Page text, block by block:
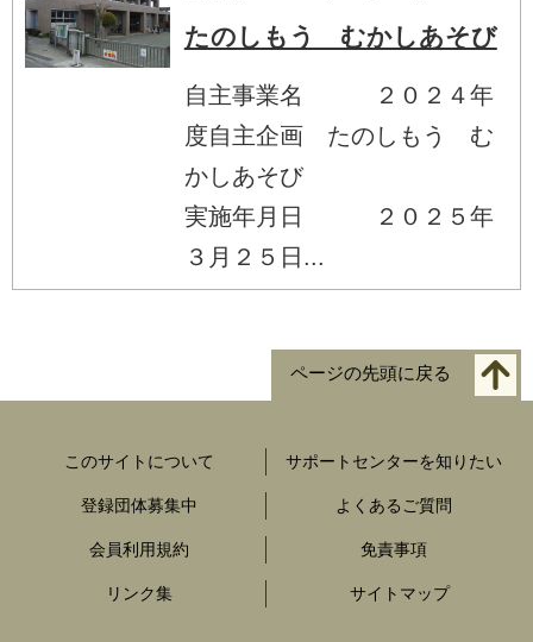
たのしもう むかしあそび
自主事業名 ２０２４年
度自主企画 たのしもう む
かしあそび
実施年月日 ２０２５年
３月２５日...
ページの先頭に戻る
このサイトについて サポートセンターを知りたい
登録団体募集中 よくあるご質問
会員利用規約 免責事項
リンク集 サイトマップ